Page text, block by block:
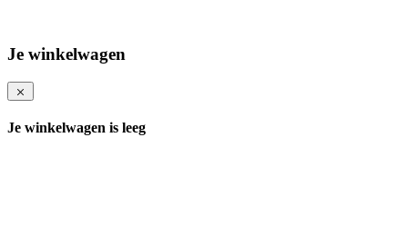
Je winkelwagen
Je winkelwagen is leeg